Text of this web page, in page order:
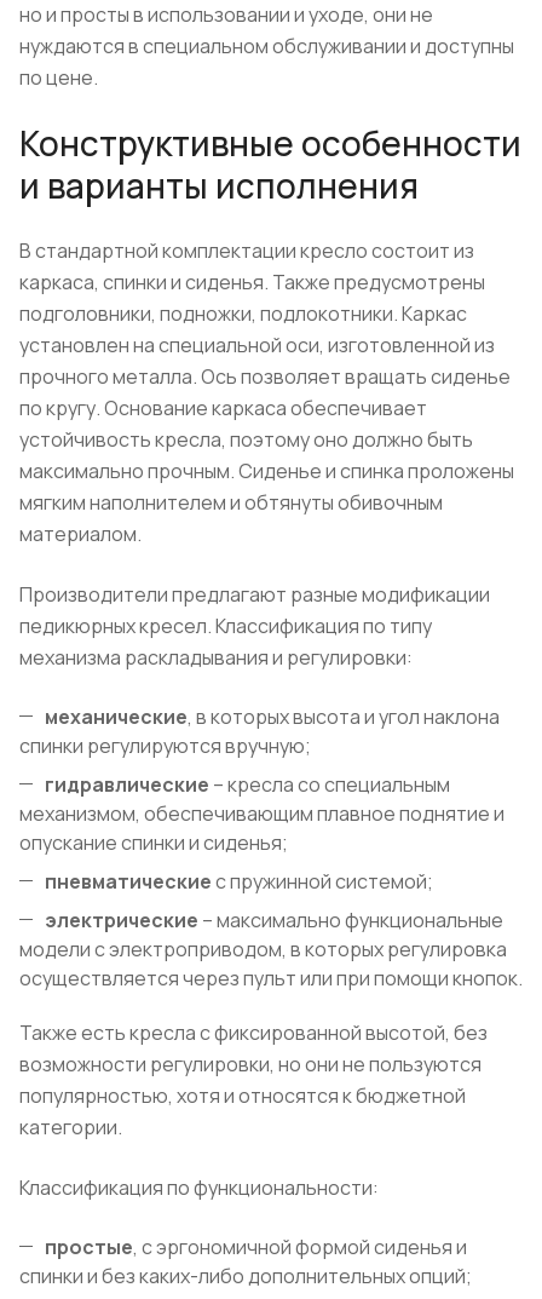
но и просты в использовании и уходе, они не
нуждаются в специальном обслуживании и доступны
по цене.
Конструктивные особенности
и варианты исполнения
В стандартной комплектации кресло состоит из
каркаса, спинки и сиденья. Также предусмотрены
подголовники, подножки, подлокотники. Каркас
установлен на специальной оси, изготовленной из
прочного металла. Ось позволяет вращать сиденье
по кругу. Основание каркаса обеспечивает
устойчивость кресла, поэтому оно должно быть
максимально прочным. Сиденье и спинка проложены
мягким наполнителем и обтянуты обивочным
материалом.
Производители предлагают разные модификации
педикюрных кресел. Классификация по типу
механизма раскладывания и регулировки:
механические, в которых высота и угол наклона
спинки регулируются вручную;
гидравлические – кресла со специальным
механизмом, обеспечивающим плавное поднятие и
опускание спинки и сиденья;
пневматическиес пружинной системой;
электрические – максимально функциональные
модели с электроприводом, в которых регулировка
осуществляется через пульт или при помощи кнопок.
Также есть кресла с фиксированной высотой, без
возможности регулировки, но они не пользуются
популярностью, хотя и относятся к бюджетной
категории.
Классификация по функциональности:
простые, с эргономичной формой сиденья и
спинки и без каких-либо дополнительных опций;